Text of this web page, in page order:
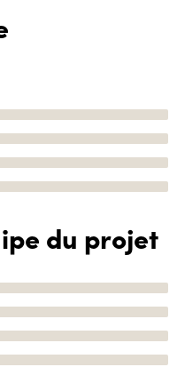
du projet